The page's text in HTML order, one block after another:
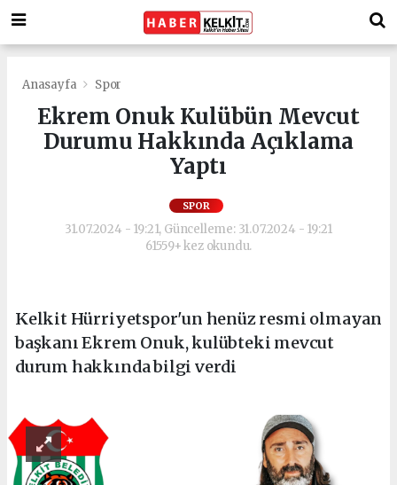
Anasayfa Spor
Ekrem Onuk Kulübün Mevcut
Durumu Hakkında Açıklama
Yaptı
SPOR
31.07.2024 - 19:21, Güncelleme: 31.07.2024 - 19:21
61559+ kez okundu.
Kelkit Hürriyetspor'un henüz resmi olmayan
başkanı Ekrem Onuk, kulübteki mevcut
durum hakkında bilgi verdi